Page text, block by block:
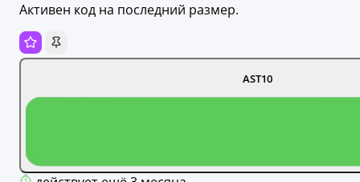
Активен код на последний размер.
AST10